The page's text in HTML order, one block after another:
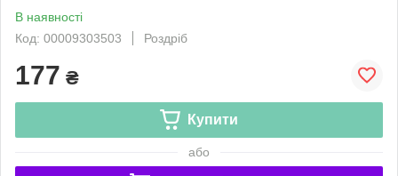
В наявності
Код: 00009303503
Роздріб
177 ₴
Купити
або